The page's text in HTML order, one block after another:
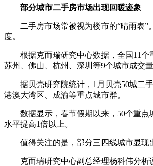
部分城市二手房市场出现回暖迹象
二手房市场常被视为楼市的“晴雨表”。
度。
根据克而瑞研究中心数据，全国11个重
苏州、佛山、杭州、深圳等9个城市成交
据贝壳研究院统计，1月贝壳50城二手
港澳大湾区、成渝等重点城市群。
数据显示，春节假期以来，50个重点城
水平提高1倍以上。
值得关注的是，部分三四线城市显现出
克而瑞研究中心副总经理杨科伟分析说